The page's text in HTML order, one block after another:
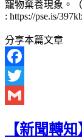
寵物棄養現象。
: https://pse.is/
分享本篇文章
Facebook
Twitter
【新聞轉